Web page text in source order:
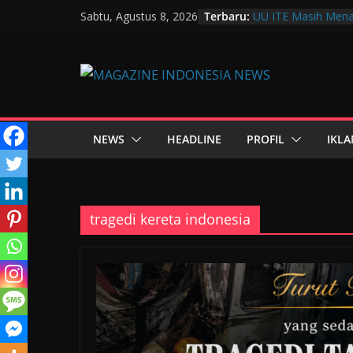
Sabtu, Agustus 8, 2026 Terbaru: UU ITE Masih
Wakil Wali Kota
Teknologi
Data Pribadi
NEWS HEADLINE PROFIL
tragedi kereta indonesia